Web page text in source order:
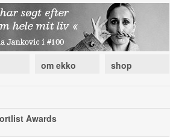
om ekko shop
Awards